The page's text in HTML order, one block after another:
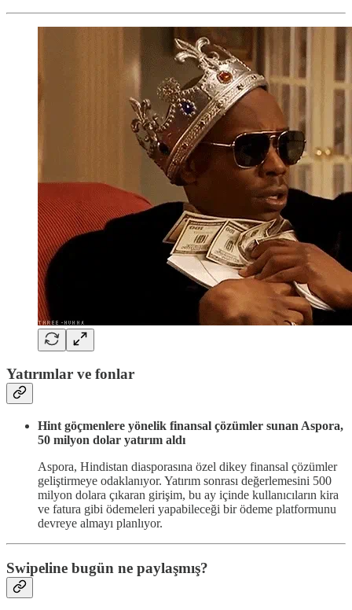
Yatırımlar ve fonlar
Hint göçmenlere yönelik finansal çözümler sunan Aspora,
50 milyon dolar yatırım aldı
Aspora, Hindistan diasporasına özel dikey finansal çözümler
geliştirmeye odaklanıyor. Yatırım sonrası değerlemesini 500
milyon dolara çıkaran girişim, bu ay içinde kullanıcıların kira
ve fatura gibi ödemeleri yapabileceği bir ödeme platformunu
devreye almayı planlıyor.
Swipeline bugün ne paylaşmış?